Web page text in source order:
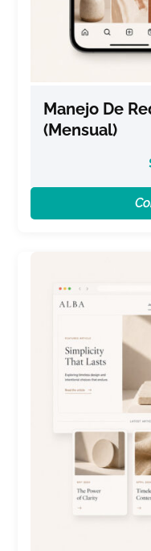
Manejo De
(Mensual)